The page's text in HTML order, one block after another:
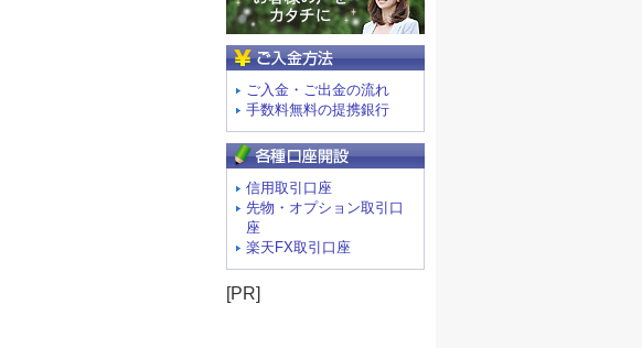
ご入金・ご出金の流れ
手数料無料の提携銀行
信用取引口座
先物・オプション取引口
座
楽天FX取引口座
[PR]